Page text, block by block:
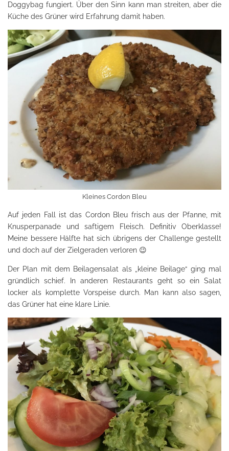
Doggybag fungiert. Über den Sinn kann man streiten, aber die
Küche des Grüner wird Erfahrung damit haben.
Kleines Cordon Bleu
Auf jeden Fall ist das Cordon Bleu frisch aus der Pfanne, mit
Knusperpanade und saftigem Fleisch. Definitiv Oberklasse!
Meine bessere Hälfte hat sich übrigens der Challenge gestellt
und doch auf der Zielgeraden verloren 😉
Der Plan mit dem Beilagensalat als „kleine Beilage“ ging mal
gründlich schief. In anderen Restaurants geht so ein Salat
locker als komplette Vorspeise durch. Man kann also sagen,
das Grüner hat eine klare Linie.